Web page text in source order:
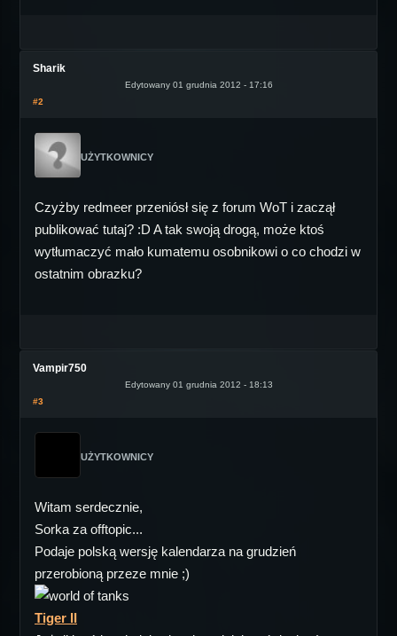
Sharik
Edytowany 01 grudnia 2012 - 17:16
#2
UŻYTKOWNICY
Czyżby redmeer przeniósł się z forum WoT i zaczął
publikować tutaj? :D A tak swoją drogą, może ktoś
wytłumaczyć mało kumatemu osobnikowi o co chodzi w
ostatnim obrazku?
Vampir750
Edytowany 01 grudnia 2012 - 18:13
#3
UŻYTKOWNICY
Witam serdecznie,
Sorka za offtopic...
Podaje polską wersję kalendarza na grudzień
przerobioną przeze mnie ;)
Tiger II